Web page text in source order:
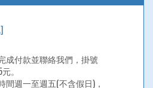
成付款並聯絡我們，掛號
。
間週一至週五(不含假日)，